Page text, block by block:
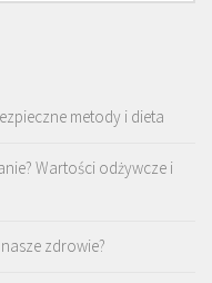
metody i dieta
Wartości odżywcze i
zdrowie?